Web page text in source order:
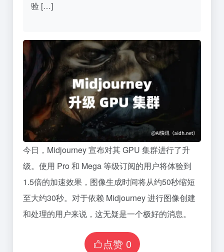
验 […]
今日，Midjourney 宣布对其 GPU 集群进行了升
级。使用 Pro 和 Mega 等级订阅的用户将体验到
1.5倍的加速效果，图像生成时间将从约50秒缩短
至大约30秒。对于依赖 Midjourney 进行图像创建
和处理的用户来说，这无疑是一个极好的消息。
点赞 0